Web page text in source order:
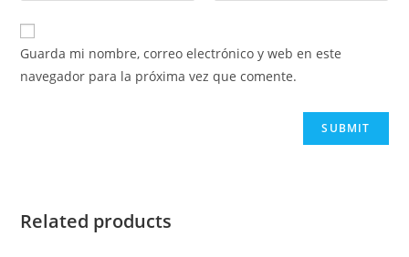
Guarda mi nombre, correo electrónico y web en este
navegador para la próxima vez que comente.
Related products